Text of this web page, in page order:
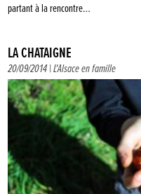
partant à la rencontre…
LA CHÂTAIGNE
20/09/2014 |L'Alsace en famille